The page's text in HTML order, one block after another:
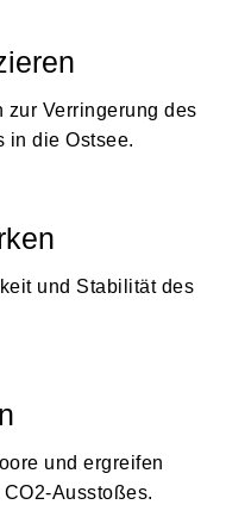
zur Verringerung des
in die Ostsee.
und Stabilität des
und ergreifen
Ausstoßes.